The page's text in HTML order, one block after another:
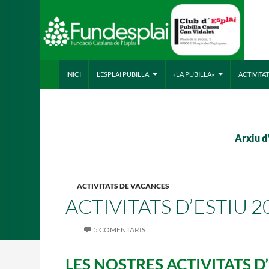
INICI
L’ESPLAI PUBILLA «LA PUBILLA»
Arxiu
ACTIVITATS DE VACANCES
ACTIVITATS D’ESTIU
5 COMENTARIS
LES NOSTRES ACTIVITATS
ACTIVITATS D'ESTIU
CONEIX FUNDESPLAI
La Fundació